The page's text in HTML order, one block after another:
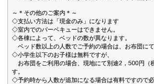
～＊その他のご案内＊～
◇支払い方法は「現金のみ」になります
◇室内でのバーベキューはできません。
◇各棟によって、ベッドの数が異なります。
ベッド数以上の人数でご予約の場合は、お布団にて
◇小学生以下のお子様は無料ですが、
お布団をご利用の場合、現地にて別途2，500円（
す。
◇予約時から人数が追加になる場合は有料ですので